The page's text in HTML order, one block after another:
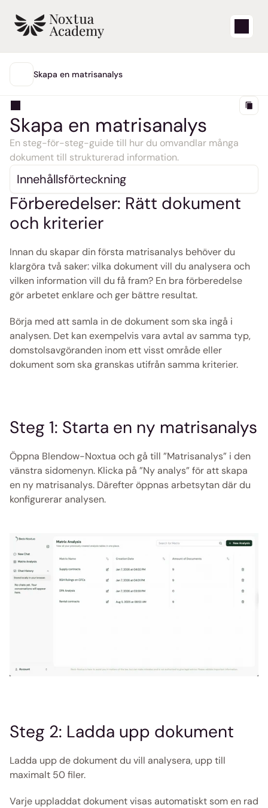
Starta
HUVUDMENY
Supportartiklar
Blogg
Produktuppdateringar
Support
Logga in
Skapa en matrisanalys
Skapa en matrisanalys
En steg-för-steg-guide till hur du omvandlar många
dokument till strukturerad information.
Förberedelser: Rätt dokument
och kriterier
Innan du skapar din första matrisanalys behöver du
klargöra två saker: vilka dokument vill du analysera och
vilken information vill du få fram? En bra förberedelse
gör arbetet enklare och ger bättre resultat.
Börja med att samla in de dokument som ska ingå i
analysen. Det kan exempelvis vara avtal av samma typ,
domstolsavgöranden inom ett visst område eller
dokument som ska granskas utifrån samma kriterier.
Steg 1: Starta en ny matrisanalys
Öppna Blendow-Noxtua och gå till ”Matrisanalys” i den
vänstra sidomenyn. Klicka på ”Ny analys” för att skapa
en ny matrisanalys. Därefter öppnas arbetsytan där du
konfigurerar analysen.
Steg 2: Ladda upp dokument
Ladda upp de dokument du vill analysera, upp till
maximalt 50 filer.
Varje uppladdat dokument visas automatiskt som en rad
Innehållsförteckning